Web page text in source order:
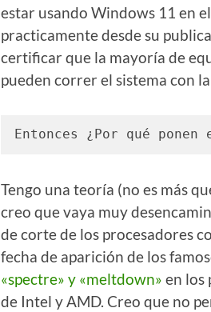
estar usando Windows 11 en
practicamente desde su
certificar que la mayoría de
pueden correr el sistema con
Entonces ¿Por qué
Tengo una teoría (no es más
creo que vaya muy
de corte de los procesadores
fecha de aparición de los
«spectre» y «meltdown» en los
de Intel y AMD. Creo que no